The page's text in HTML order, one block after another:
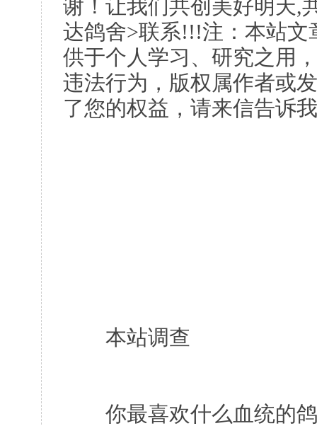
谢！让我们共创美好明天,
达鸽舍>联系!!!注：本站文
供于个人学习、研究之用
违法行为，版权属作者或
了您的权益，请来信告诉
本站调查
你最喜欢什么血统的